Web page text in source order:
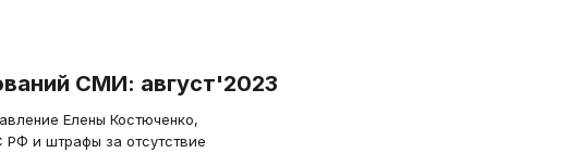
СМИ: август'2023
Елены Костюченко,
и штрафы за отсутствие